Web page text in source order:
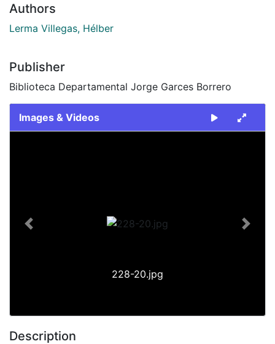
Authors
Lerma Villegas, Hélber
Publisher
Biblioteca Departamental Jorge Garces Borrero
Images & Videos
228-20.jpg
Previous Next
Description